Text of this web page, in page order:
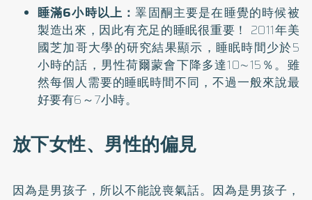
睡滿6小時以上：睪固酮主要是在睡覺的時候被
製造出來，因此有充足的睡眠很重要！ 2011年美
國芝加哥大學的研究結果顯示，睡眠時間少於5
小時的話，男性荷爾蒙會下降多達10∼15％。雖
然每個人需要的睡眠時間不同，不過一般來說最
好要有6～7小時。
放下女性、男性的偏見
因為是男孩子，所以不能說喪氣話。因為是男孩子，